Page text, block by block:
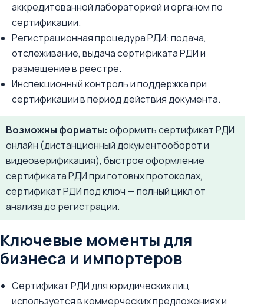
аккредитованной лабораторией и органом по
сертификации.
Регистрационная процедура РДИ: подача,
отслеживание, выдача сертификата РДИ и
размещение в реестре.
Инспекционный контроль и поддержка при
сертификации в период действия документа.
Возможны форматы: оформить сертификат РДИ
онлайн (дистанционный документооборот и
видеоверификация), быстрое оформление
сертификата РДИ при готовых протоколах,
сертификат РДИ под ключ — полный цикл от
анализа до регистрации.
Ключевые моменты для
бизнеса и импортеров
Сертификат РДИ для юридических лиц
используется в коммерческих предложениях и